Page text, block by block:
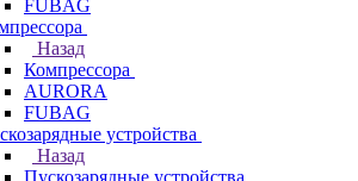
FUBAG
Назад
Компрессора
AURORA
FUBAG
устройства
Назад
Пускозарядные устройства